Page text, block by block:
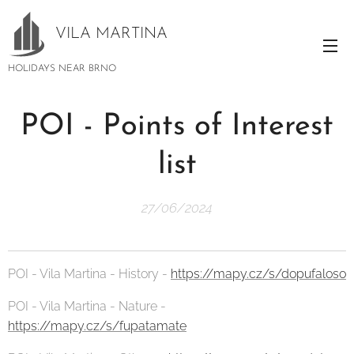
VILA MARTINA
HOLIDAYS NEAR BRNO
POI - Points of Interest
list
27/06/2024
POI - Vila Martina - History - https://mapy.cz/s/dopufaloso
POI - Vila Martina - Nature -
https://mapy.cz/s/fupatamate